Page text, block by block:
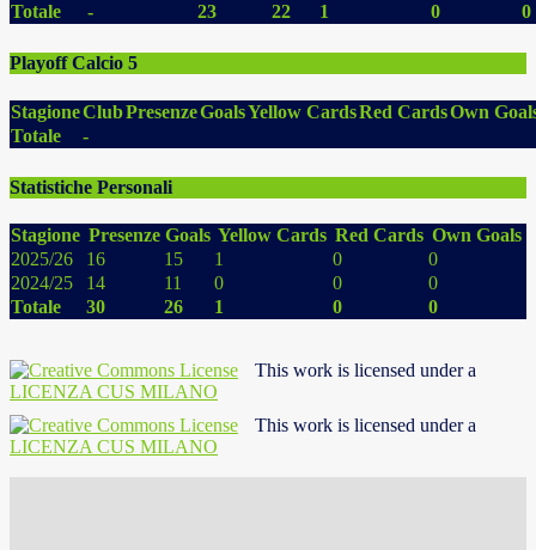
Totale
- 23 22 1 0 0
Playoff Calcio 5
StagioneClubPresenzeGoalsYellow CardsRed CardsOwn
Totale
-
Statistiche Personali
Stagione Presenze Goals Yellow Cards Red Cards Own Goals
2025/26
16 15 1 0
0
2024/25
14 11 0 0
0
Totale
30 26 1 0 0
This work is licensed under a
LICENZA CUS MILANO
This work is licensed under a
LICENZA CUS MILANO